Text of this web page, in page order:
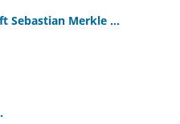
Sebastian Merkle ...